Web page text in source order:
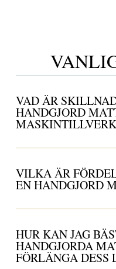
VAD ÄR
HANDGJORD
VILKA ÄR
EN HANDGJORD
HUR KAN JAG
HANDGJORDA
FÖRLÄNGA DESS